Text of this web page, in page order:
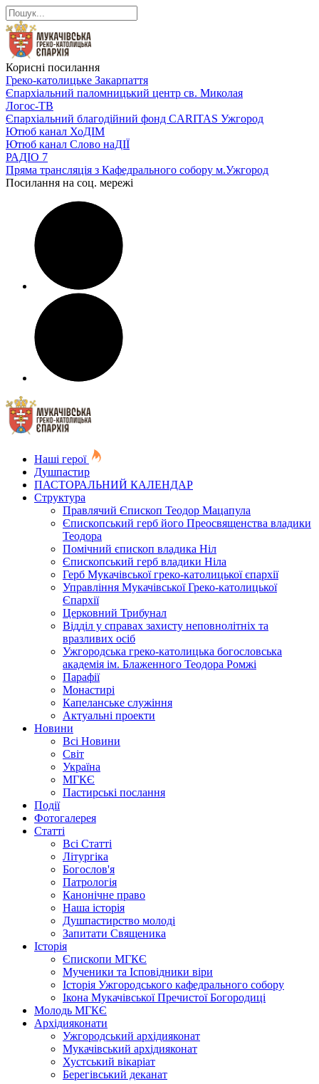
Корисні посилання
Греко-католицьке Закарпаття
Єпархіальний паломницький центр св. Миколая
Логос-ТВ
Єпархіальний благодійний фонд CARITAS Ужгород
Ютюб канал ХоДІМ
Ютюб канал Слово наДІЇ
РАДІО 7
Пряма трансляція з Кафедрального собору м.Ужгород
Посилання на соц. мережі
Наші герої
Душпастир
ПАСТОРАЛЬНИЙ КАЛЕНДАР
Структура
Правлячий Єпископ Теодор Мацапула
Єпископський герб його Преосвященства владики
Теодора
Помічний єпископ владика Ніл
Єпископський герб владики Ніла
Герб Мукачівської греко-католицької єпархії
Управління Мукачівської Греко-католицької
Єпархії
Церковний Трибунал
Відділ у справах захисту неповнолітніх та
вразливих осіб
Ужгородська греко-католицька богословська
академія ім. Блаженного Теодора Ромжі
Парафії
Монастирі
Капеланське служіння
Актуальні проекти
Новини
Всі Новини
Світ
Україна
МГКЄ
Пастирські послання
Події
Фотогалерея
Статті
Всі Статті
Літургіка
Богослов'я
Патрологія
Канонічне право
Наша історія
Душпастирство молоді
Запитати Священика
Історія
Єпископи МГКЄ
Мученики та Ісповідники віри
Історія Ужгородського кафедрального собору
Ікона Мукачівської Пречистої Богородиці
Молодь МГКЄ
Архідияконати
Ужгородський архідияконат
Мукачівський архідияконат
Хустський вікаріат
Берегівський деканат